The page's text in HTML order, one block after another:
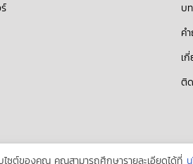
บ
ค
เ
ติ
ไซต์ของคุณ คุณสามารถศึกษารายละเอียดได้ที่